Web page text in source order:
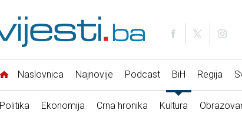
Naslovnica Najnovije Podcast BiH Regija
Politika Ekonomija Crna hronika Kultura